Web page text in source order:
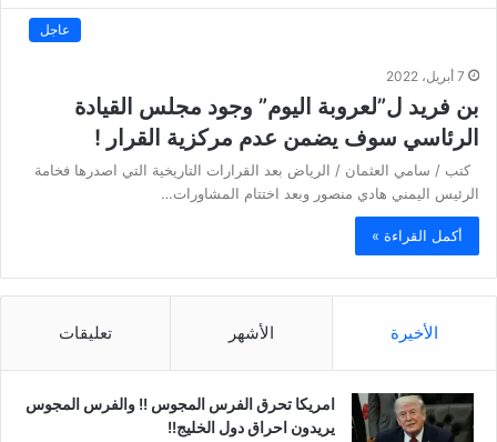
عاجل
7 أبريل، 2022
بن فريد ل”لعروبة اليوم” وجود مجلس القيادة
الرئاسي سوف يضمن عدم مركزية القرار !
كتب / سامي العثمان / الرياض بعد القرارات التاريخية التي اصدرها فخامة
الرئيس اليمني هادي منصور وبعد اختتام المشاورات…
أكمل القراءة »
الأخيرة الأشهر تعليقات
امريكا تحرق الفرس المجوس !! والفرس المجوس
يريدون احراق دول الخليج!!